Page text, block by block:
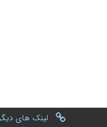
لینک های